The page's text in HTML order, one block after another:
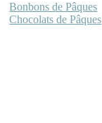
Bonbons de Pâques
Chocolats de Pâques